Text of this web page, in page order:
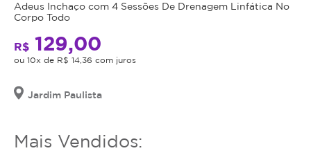
Adeus Inchaço com 4 Sessões De Drenagem Linfática No
Corpo Todo
R$ 129,00
ou 10x de R$ 14,36 com juros
Jardim Paulista
Mais Vendidos: